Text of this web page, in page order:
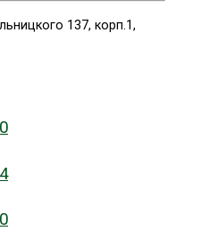
137, корп.1,